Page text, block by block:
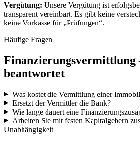
Vergütung: Unsere Vergütung ist
transparent vereinbart. Es gibt keine
keine Vorkasse für „Prüfungen“.
Häufige Fragen
Finanzierungsvermittlung
beantwortet
Was kostet die Vermittlung einer
Ersetzt der Vermittler die Bank?
Wie lange dauert eine
Arbeiten Sie mit festen Kapitalgebern
Unabhängigkeit